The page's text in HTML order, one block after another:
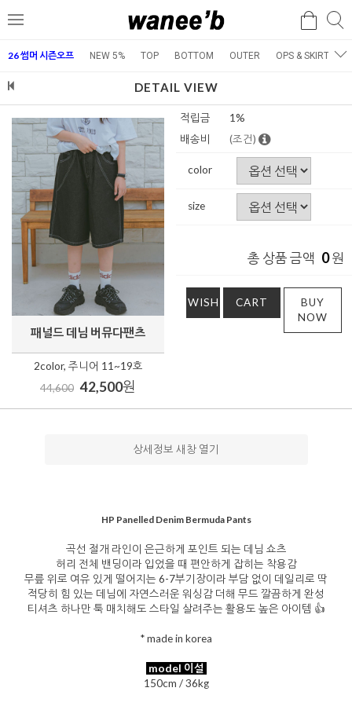
메
검
26 썸머 시즌오프 NEW 5% TOP BOTTOM OUTER OPS & SKIRT
DETAIL VIEW
패널드 데님 버뮤다팬츠
2color, 주니어 11~19호
44,600 42,500원
적립금
1%
배송비
(조건)
color
size
총 상품 금액 0원
WISH CART
BUY
NOW
상세정보 새창 열기
HP Panelled Denim Bermuda Pants
곡선 절개 라인이 은근하게 포인트 되는 데님 쇼츠
허리 전체 밴딩이라 입었을 때 편안하게 잡히는 착용감
무릎 위로 여유 있게 떨어지는 6-7부기장이라 부담 없이 데일리로 딱
적당히 힘 있는 데님에 자연스러운 워싱감 더해 무드 깔끔하게 완성
티셔츠 하나만 툭 매치해도 스타일 살려주는 활용도 높은 아이템 👍
* made in korea
model 이설
150cm / 36kg